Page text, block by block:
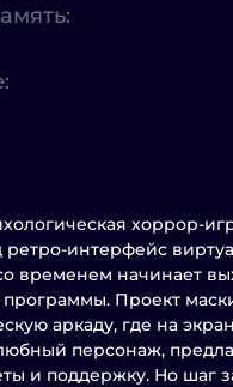
хоррор-
ретро-интерфейс
временем начинает
Проект
аркаду, где на
персонаж,
и поддержку. Но шаг